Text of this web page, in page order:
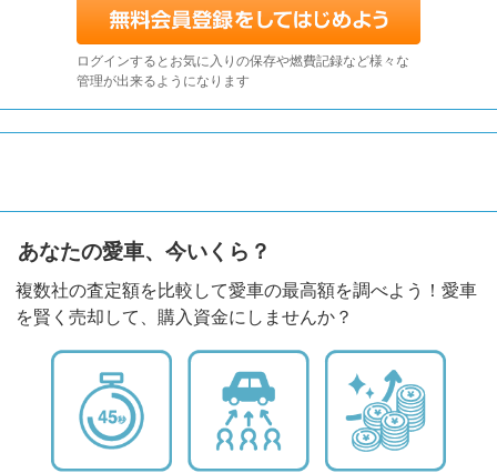
ログインするとお気に入りの保存や燃費記録など様々な
管理が出来るようになります
あなたの愛車、今いくら？
複数社の査定額を比較して愛車の最高額を調べよう！愛車
を賢く売却して、購入資金にしませんか？